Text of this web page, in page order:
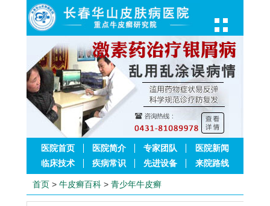
医院首页 医院简介 专家团队
医院新闻
临床技术
疾病常识 先进设备 来院路线
首页 > 牛皮癣百科 > 青少年牛皮癣